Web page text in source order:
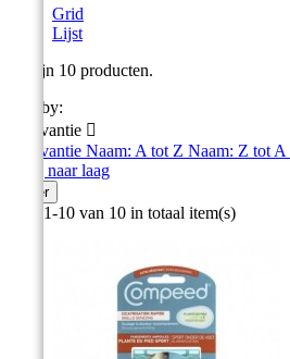
Grid
Lijst
Er zijn 10 producten.
Sort by:
Relevantie 
Relevantie Naam: A tot Z Naam: Z tot A
hoog naar laag
Filter
Item 1-10 van 10 in totaal item(s)